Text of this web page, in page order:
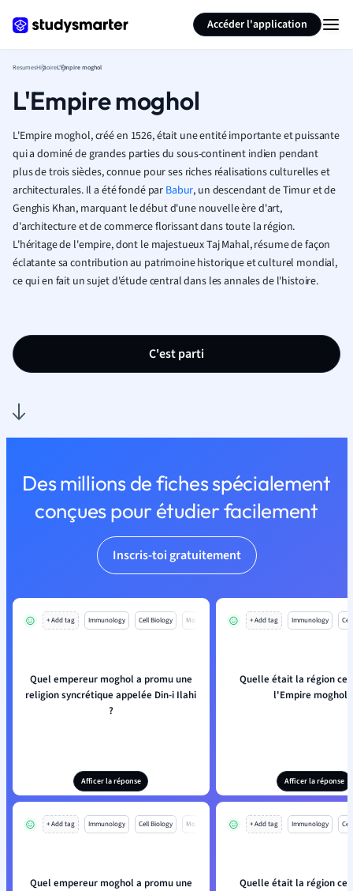
Accéder l'application
ResumesHistoireL'Empire moghol
L'Empire moghol
L'Empire moghol, créé en 1526, était une entité importante et puissante
qui a dominé de grandes parties du sous-continent indien pendant
plus de trois siècles, connue pour ses riches réalisations culturelles et
architecturales. Il a été fondé par Babur, un descendant de Timur et de
Genghis Khan, marquant le début d'une nouvelle ère d'art,
d'architecture et de commerce florissant dans toute la région.
L'héritage de l'empire, dont le majestueux Taj Mahal, résume de façon
éclatante sa contribution au patrimoine historique et culturel mondial,
ce qui en fait un sujet d'étude central dans les annales de l'histoire.
C'est parti
Des millions de fiches spécialement
conçues pour étudier facilement
Inscris-toi gratuitement
+ Add tag Immunology Cell Biology Mo
Quel empereur moghol a promu une
religion syncrétique appelée Din-i Ilahi
?
Afficer la réponse
+ Add tag Immunology
Quelle était la région
l'Empire moghol
Afficer la réponse
+ Add tag Immunology Cell Biology Mo
Quel empereur moghol a promu une
+ Add tag Immunology
Quelle était la région
Résumer la page